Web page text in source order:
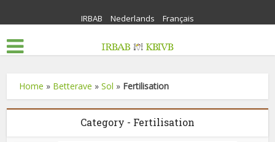
IRBAB Nederlands Français
Home » Betterave »Sol » Fertilisation
Category - Fertilisation